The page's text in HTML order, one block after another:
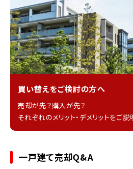
買い替えをご検討の方へ
売却が先？購入が先？
それぞれのメリット・デメリットをご説
一戸建て売却Q&A